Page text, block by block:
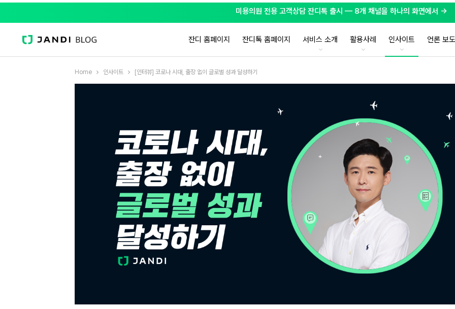
미용의원 전용 고객상담 잔디톡 출시 — 8개 채널을 하나의 화면에서 →
잔디 홈페이지 잔디톡 홈페이지 서비스 소개 활용사례 인사이트 언론 보도
Home 인사이트 [인터뷰] 코로나 시대, 출장 없이 글로벌 성과 달성하기